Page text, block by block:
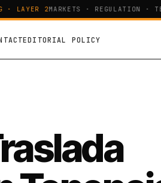
LAYER 2 MARKETS · REGULATION ·
EDITORIAL POLICY